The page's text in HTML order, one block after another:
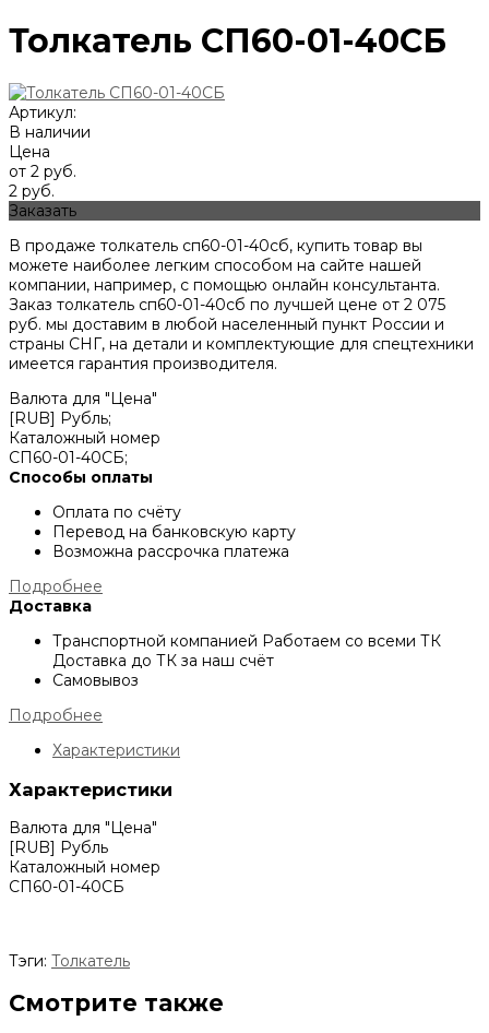
Толкатель СП60-01-40СБ
Артикул:
В наличии
Цена
от 2 руб.
2 руб.
Заказать
В продаже толкатель сп60-01-40сб, купить товар вы
можете наиболее легким способом на сайте нашей
компании, например, с помощью онлайн консультанта.
Заказ толкатель сп60-01-40сб по лучшей цене от 2 075
руб. мы доставим в любой населенный пункт России и
страны СНГ, на детали и комплектующие для спецтехники
имеется гарантия производителя.
Валюта для "Цена"
[RUB] Рубль;
Каталожный номер
СП60-01-40СБ;
Способы оплаты
Оплата по счёту
Перевод на банковскую карту
Возможна рассрочка платежа
Подробнее
Доставка
Транспортной компанией Работаем со всеми ТК
Доставка до ТК за наш счёт
Самовывоз
Подробнее
Характеристики
Характеристики
Валюта для "Цена"
[RUB] Рубль
Каталожный номер
СП60-01-40СБ
Тэги: Толкатель
Смотрите также